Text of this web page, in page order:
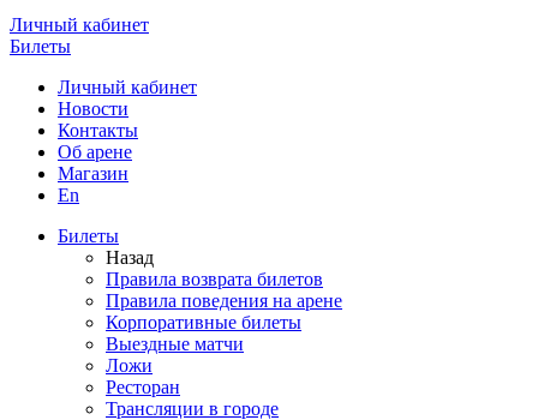
Личный кабинет
Билеты
Личный кабинет
Новости
Контакты
Об арене
Магазин
En
Билеты
Назад
Правила возврата билетов
Правила поведения на арене
Корпоративные билеты
Выездные матчи
Ложи
Ресторан
Трансляции в городе